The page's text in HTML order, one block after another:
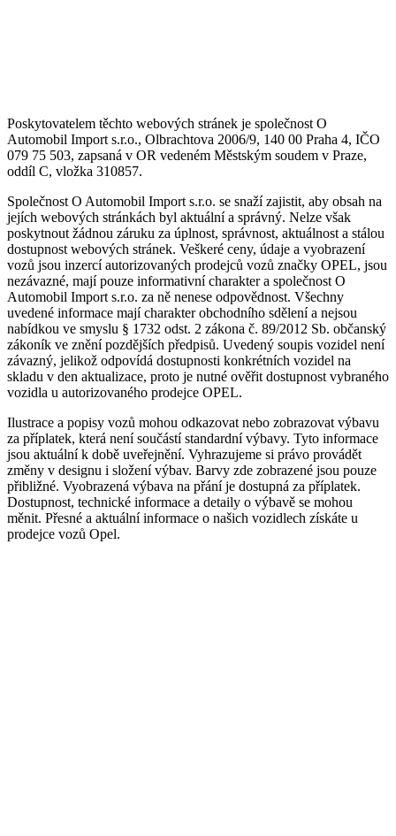
Poskytovatelem těchto webových stránek je společnost O
Automobil Import s.r.o., Olbrachtova 2006/9, 140 00 Praha 4, IČO
079 75 503, zapsaná v OR vedeném Městským soudem v Praze,
oddíl C, vložka 310857.
Společnost O Automobil Import s.r.o. se snaží zajistit, aby obsah na
jejích webových stránkách byl aktuální a správný. Nelze však
poskytnout žádnou záruku za úplnost, správnost, aktuálnost a stálou
dostupnost webových stránek. Veškeré ceny, údaje a vyobrazení
vozů jsou inzercí autorizovaných prodejců vozů značky OPEL, jsou
nezávazné, mají pouze informativní charakter a společnost O
Automobil Import s.r.o. za ně nenese odpovědnost. Všechny
uvedené informace mají charakter obchodního sdělení a nejsou
nabídkou ve smyslu § 1732 odst. 2 zákona č. 89/2012 Sb. občanský
zákoník ve znění pozdějších předpisů. Uvedený soupis vozidel není
závazný, jelikož odpovídá dostupnosti konkrétních vozidel na
skladu v den aktualizace, proto je nutné ověřit dostupnost vybraného
vozidla u autorizovaného prodejce OPEL.
Ilustrace a popisy vozů mohou odkazovat nebo zobrazovat výbavu
za příplatek, která není součástí standardní výbavy. Tyto informace
jsou aktuální k době uveřejnění. Vyhrazujeme si právo provádět
změny v designu i složení výbav. Barvy zde zobrazené jsou pouze
přibližné. Vyobrazená výbava na přání je dostupná za příplatek.
Dostupnost, technické informace a detaily o výbavě se mohou
měnit. Přesné a aktuální informace o našich vozidlech získáte u
prodejce vozů Opel.